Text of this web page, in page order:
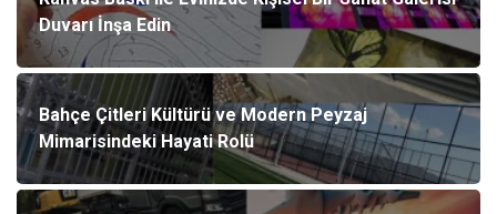
Duvarı İnşa Edin
Bahçe Çitleri Kültürü ve Modern Peyzaj
Mimarisindeki Hayati Rolü